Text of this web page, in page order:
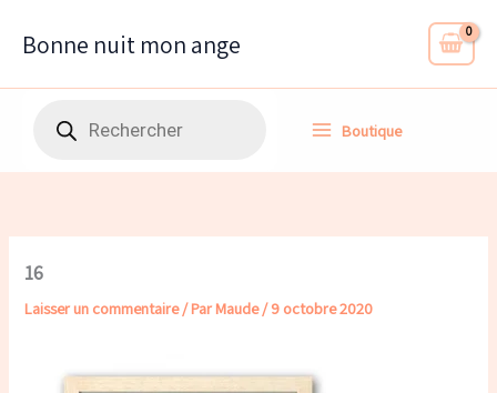
Bonne nuit mon ange
Boutique
16
Laisser un commentaire/ Par Maude/9 octobre 2020